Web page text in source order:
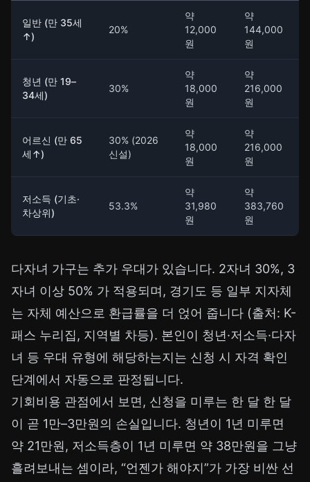
일반 (만 35세
↑)
20%
약
12,000
원
약
144,000
원
청년 (만 19–
34세)
30%
약
18,000
원
약
216,000
원
어르신 (만 65
세↑)
30% (2026
신설)
약
18,000
원
약
216,000
원
저소득 (기초·
차상위)
53.3%
약
31,980
원
약
383,760
원
다자녀 가구는 추가 우대가 있습니다. 2자녀 30%, 3
자녀 이상 50% 가 적용되며, 경기도 등 일부 지자체
는 자체 예산으로 환급률을 더 얹어 줍니다 (출처: K-
패스 누리집, 지역별 차등). 본인이 청년·저소득·다자
녀 등 우대 유형에 해당하는지는 신청 시 자격 확인
단계에서 자동으로 판정됩니다.
기회비용 관점에서 보면, 신청을 미루는 한 달 한 달
이 곧 1만–3만원의 손실입니다. 청년이 1년 미루면
약 21만원, 저소득층이 1년 미루면 약 38만원을 그냥
흘려보내는 셈이라, “언젠가 해야지”가 가장 비싼 선